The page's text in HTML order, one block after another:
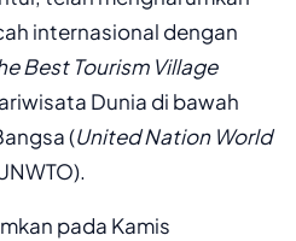
internasional dengan
Best Tourism Village
Dunia di bawah
(United Nation World
pada Kamis